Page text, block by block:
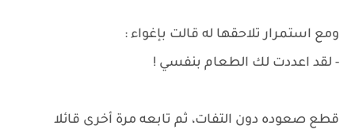
ومع استمرار تلاحقها له قالت بإغواء :
- لقد اعددت لك الطعام بنفسي !
قطع صعوده دون التفات، ثم تابعه مرة أخرى قائلا